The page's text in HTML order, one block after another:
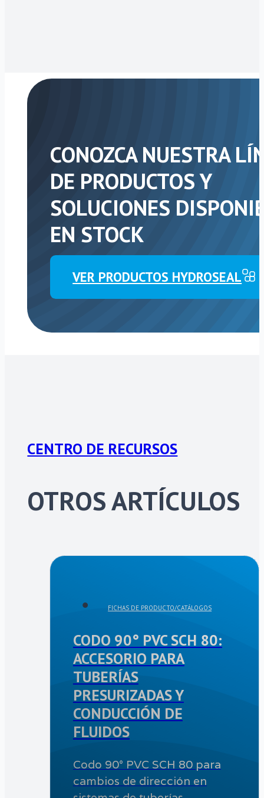
CONOZCA NUESTRA
DE PRODUCTOS Y
SOLUCIONES
EN STOCK
VER PRODUCTOS HYDROSEAL
CENTRO DE RECURSOS
OTROS ARTÍCULOS
FICHAS DE PRODUCTO/CATÁLOGOS
CODO 90° PVC SCH 80:
ACCESORIO PARA
TUBERÍAS
PRESURIZADAS Y
CONDUCCIÓN DE
FLUIDOS
Codo 90° PVC SCH 80 para
cambios de dirección en